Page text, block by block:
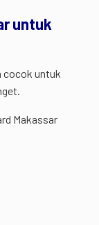
untuk
cocok untuk
Makassar